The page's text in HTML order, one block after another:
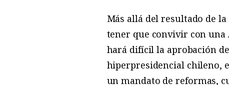
Más allá del resultado de
tener que convivir con una
hará difícil la aprobación
hiperpresidencial chileno,
un mandato de reformas,